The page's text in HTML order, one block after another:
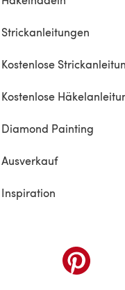
Strickanleitungen
Kostenlose
Kostenlose
Diamond Painting
Ausverkauf
Inspiration
neuen Tab)(öffnet